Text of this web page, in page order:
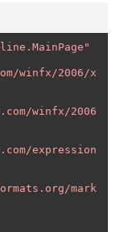
winfx/2006/x
winfx/2006
expression
mark